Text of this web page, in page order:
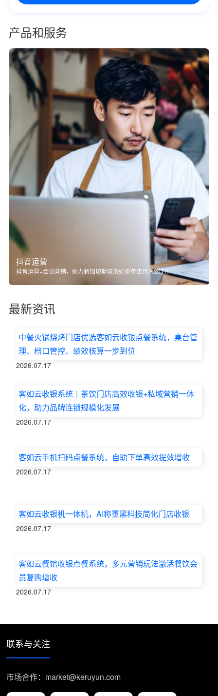
产品和服务
抖音运营
抖音运营+会员营销，助力新加坡斯味洛奶茶单店月入30万！
最新资讯
中餐火锅烧烤门店优选客如云收银点餐系统，桌台管
理、档口管控、绩效核算一步到位
2026.07.17
客如云收银系统｜茶饮门店高效收银+私域营销一体
化，助力品牌连锁规模化发展
2026.07.17
客如云手机扫码点餐系统，自助下单高效提效增收
2026.07.17
客如云收银机一体机，AI称重黑科技简化门店收银
2026.07.17
客如云餐馆收银点餐系统，多元营销玩法激活餐饮会
员复购增收
2026.07.17
联系与关注
市场合作：market@keruyun.com